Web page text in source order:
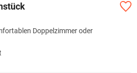
Doppelzimmer oder